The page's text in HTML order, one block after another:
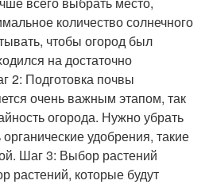
количество солнечного
чтобы огород был
на достаточно
2: Подготовка почвы
очень важным этапом, так
огорода. Нужно убрать
удобрения, такие
Шаг 3: Выбор растений
растений, которые будут